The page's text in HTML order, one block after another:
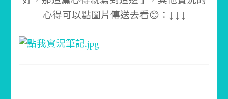
心得可以點圖片傳送去看😊：↓ ↓ ↓